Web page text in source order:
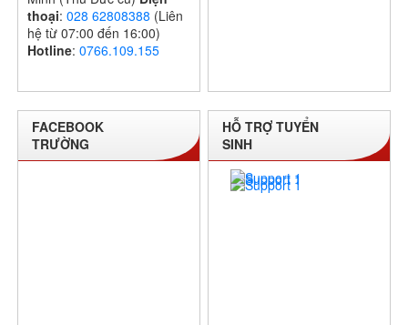
thoại:028 62808388 (Liên
hệ từ 07:00 đến 16:00)
Hotline:0766.109.155
FACEBOOK
TRƯỜNG
HỖ TRỢ TUYỂN
SINH